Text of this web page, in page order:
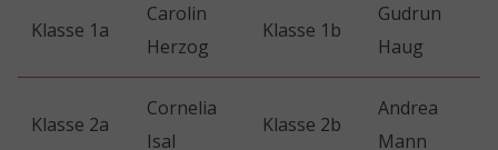
Klasse 1a
Carolin
Herzog
Klasse 1b
Gudrun
Haug
Klasse 2a
Cornelia
Isal
Klasse 2b
Andrea
Mann